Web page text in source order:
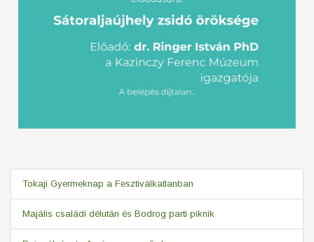
Tokaji Gyermeknap a Fesztiválkatlanban
Majális családi délután és Bodrog parti piknik